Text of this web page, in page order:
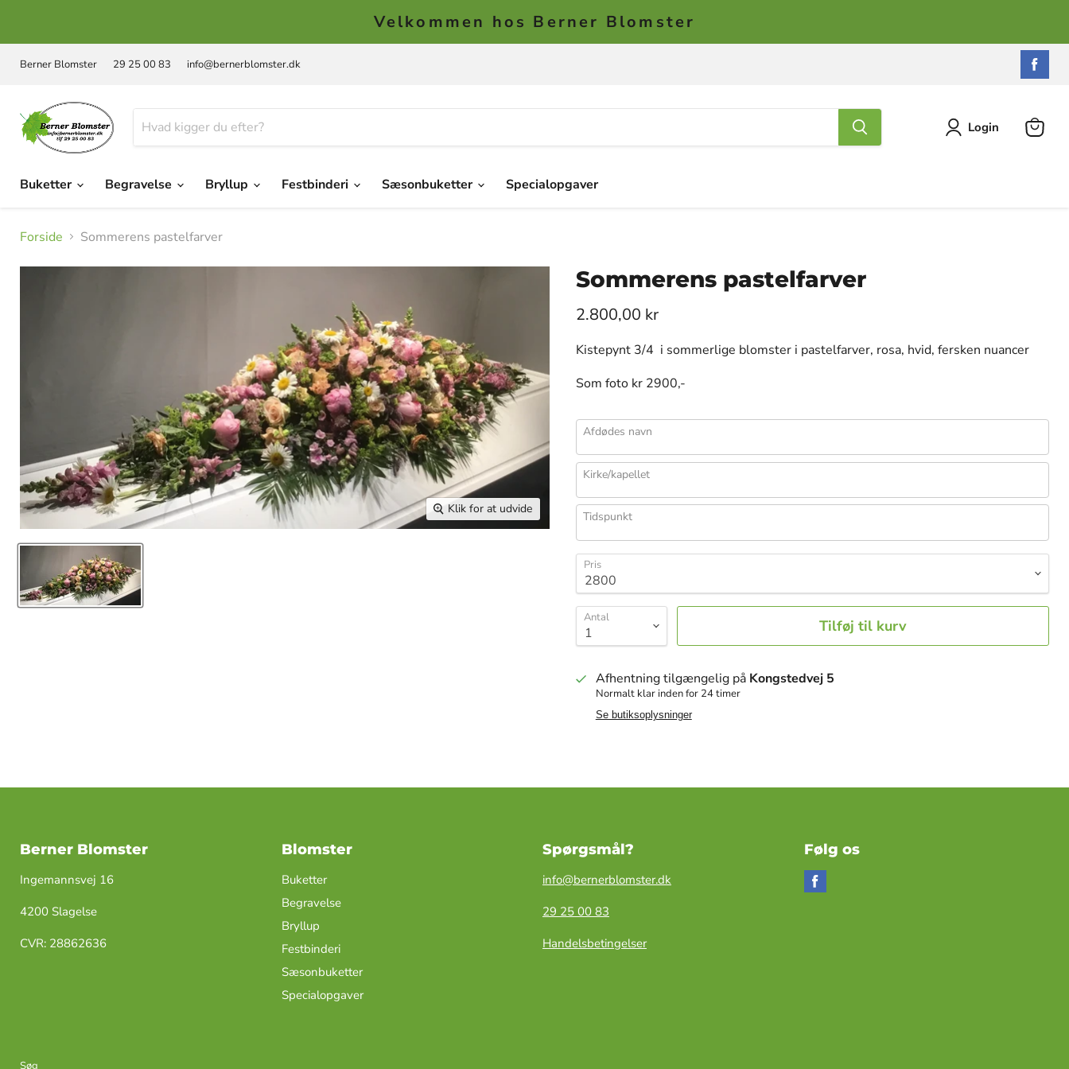
Velkommen hos Berner Blomster
Berner Blomster 29 25 00 83 info@bernerblomster.dk
Login
Buketter
Begravelse Bryllup Festbinderi Sæsonbuketter Specialopgaver
Forside Sommerens pastelfarver
Klik for at udvide
Sommerens pastelfarver
2.800,00 kr
Kistepynt 3/4 i sommerlige blomster i pastelfarver, rosa, hvid, fersken nuancer
Som foto kr 2900,-
Afdødes navn
Kirke/kapellet
Tidspunkt
Pris
Antal Tilføj til kurv
Afhentning tilgængelig på Kongstedvej 5
Normalt klar inden for 24 timer
Se butiksoplysninger
Berner Blomster
Ingemannsvej 16
4200 Slagelse
​CVR: ​28862636
Blomster
Buketter
Begravelse
Bryllup
Festbinderi
Sæsonbuketter
Specialopgaver
Spørgsmål?
info@bernerblomster.dk
29 25 00 83
Handelsbetingelser
Følg os
os
Søg